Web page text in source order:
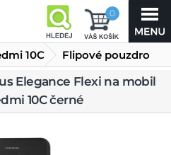
0
10C
Flipové pouzdro
Vennus Elegance
Flexi na mobil Xiaomi Redmi
Elegance Flexi na mobil
10C černé